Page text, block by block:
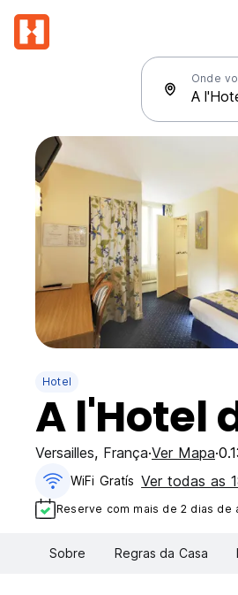
Onde
Hotel
A l'Hotel
Versailles, França Ver Mapa
WiFi Gratís Ver todas as
Reserve com mais de 2 dias de
Sobre Regras da Casa